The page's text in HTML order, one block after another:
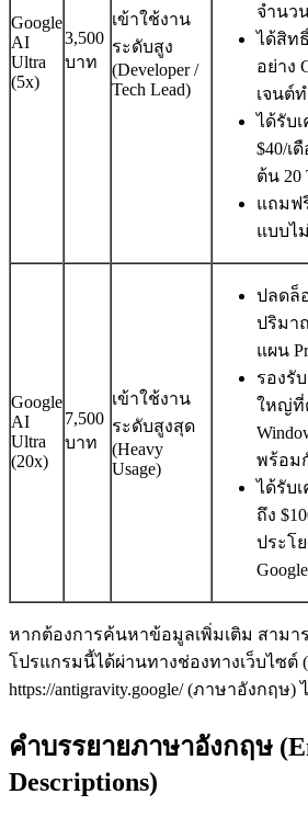
Google
AI
Ultra
(5x)
3,500
บาท
เข้าใช้งาน
ระดับสูง
(Developer /
Tech Lead)
จำนว
ได้สิท
อย่าง
เจนต์
ได้รับเ
$40/เ
ต้น 20
แถมฟรี
แบบไ
Google
AI
Ultra
(20x)
7,500
บาท
เข้าใช้งาน
ระดับสูงสุด
(Heavy
Usage)
ปลดล็
ปริมา
แผน
รองรั
ใหญ่ที่
พร้อม
ได้รับเ
ถึง
ประโ
หากต้องการค้นหาข้อมูลเพิ่มเติม สาม
โปรแกรมนี้ได้ผ่านทางช่องทางเว็บไซต์
https://antigravity.google/ (ภาษาอังกฤษ)
คำบรรยายภาษาอังกฤษ
Descriptions)